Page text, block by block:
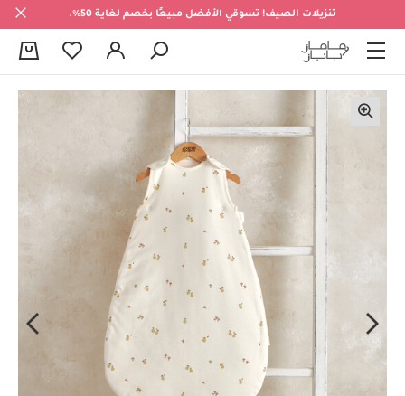
تنزيلات الصيف! تسوقي الأفضل مبيعًا بخصم لغاية 50%.